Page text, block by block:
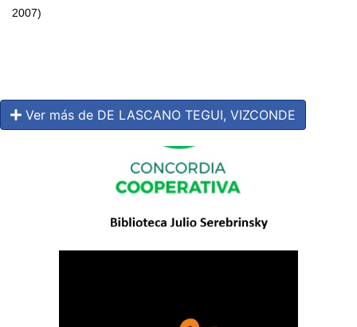
2007)
Ver más de DE LASCANO TEGUI, VIZCONDE